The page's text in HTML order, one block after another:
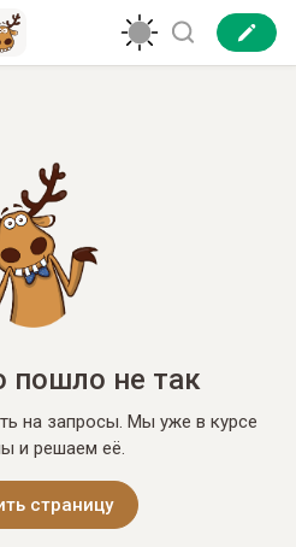
пошло не так
на запросы. Мы уже в курсе
и решаем её.
страницу